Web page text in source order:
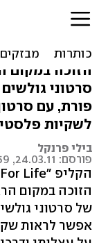
זעקת
הזוכה במקום
סרטוני
פורת, עם
לשקיות
בילי פרנקל
פורסם: 24.03.11, 17:59
הזוכה במקום
של סרטוני
אפשר לראות